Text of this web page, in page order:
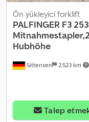
Sittensen 2.523 km
Ön yükleyici forklift
PALFINGER F3
Hubhöhe
Talep